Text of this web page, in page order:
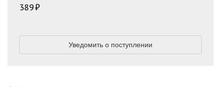
389
Уведомить о поступлении